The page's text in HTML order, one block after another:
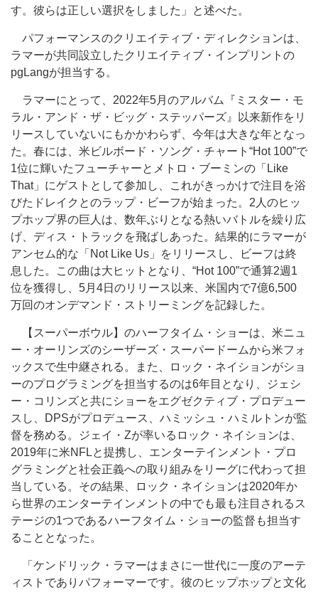
す。彼らは正しい選択をしました」と述べた。
パフォーマンスのクリエイティブ・ディレクションは、
ラマーが共同設立したクリエイティブ・インプリントの
pgLangが担当する。
ラマーにとって、2022年5月のアルバム『ミスター・モ
ラル・アンド・ザ・ビッグ・ステッパーズ』以来新作をリ
リースしていないにもかかわらず、今年は大きな年となっ
た。春には、米ビルボード・ソング・チャート“Hot 100”で
1位に輝いたフューチャーとメトロ・ブーミンの 「Like
That」にゲストとして参加し、これがきっかけで注目を浴
びた ドレイクとのラップ・ビーフが始まった。2人のヒッ
プホップ界の巨人は、数年ぶりとなる熱いバトルを繰り広
げ、ディス・トラックを飛ばしあった。結果的にラマーが
アンセム的な「Not Like Us」をリリースし、ビーフは終
息した。この曲は大ヒットとなり、“Hot 100”で通算2週 1
位を獲得し、5月4日のリリース以来、米国内で7億6,500
万回のオンデマンド・ストリーミングを記録した。
【スーパーボウル】のハーフタイム・ショーは、米ニュ
ー・オーリンズのシーザーズ・スーパードームから米フォ
ックスで生中継される。また、ロック・ネイションがショ
ーのプログラ ミングを担当するのは6年目となり、ジェシ
ー・コリンズと共にショーをエグゼクティブ・プロデュー
スし、DPSがプロデュース、ハミッシュ・ハミルトンが監
督を務める。ジェイ・Zが率いるロック・ネイションは、
2019年に米NFLと提携し、エンターテインメント・プロ
グラミングと社会正義への取り組みをリーグに代わって担
当している。その結果、ロック・ネイションは2020年か
ら世界のエンターテインメントの中でも最も注目されるス
テージの1つであるハーフタイム・ショーの監督も担当す
ることとなった。
「ケンドリック・ラマーは まさ に一世代に一度のアーテ
ィストでありパフォーマーです。彼のヒップホップと文化